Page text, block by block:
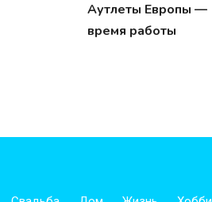
Аутлеты Европы —
время работы